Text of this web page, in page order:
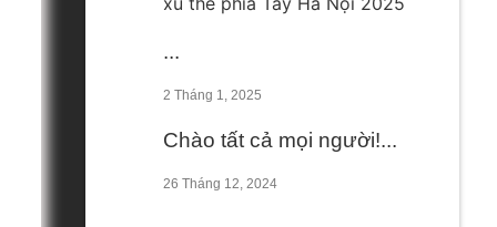
...
2 Tháng 1, 2025
Chào tất cả mọi người!...
26 Tháng 12, 2024